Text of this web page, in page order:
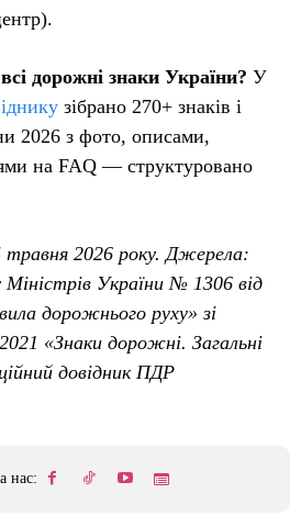
дорожні знаки України? У
зібрано 270+ знаків і
2026 з фото, описами,
на FAQ — структуровано
2026 року. Джерела:
України № 1306 від
дорожнього руху» зі
«Знаки дорожні. Загальні
довідник ПДР
нас: